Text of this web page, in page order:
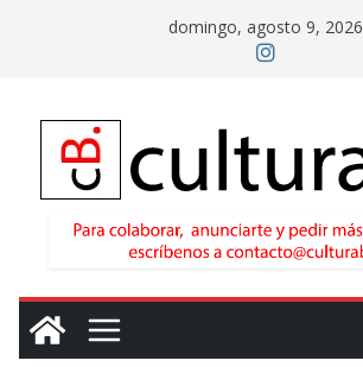
domingo, agosto 9, 2026